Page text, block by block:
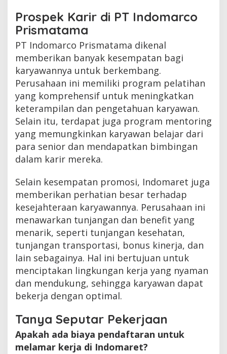
Prospek Karir di PT Indomarco
Prismatama
PT Indomarco Prismatama dikenal
memberikan banyak kesempatan bagi
karyawannya untuk berkembang.
Perusahaan ini memiliki program pelatihan
yang komprehensif untuk meningkatkan
keterampilan dan pengetahuan karyawan.
Selain itu, terdapat juga program mentoring
yang memungkinkan karyawan belajar dari
para senior dan mendapatkan bimbingan
dalam karir mereka.
Selain kesempatan promosi, Indomaret juga
memberikan perhatian besar terhadap
kesejahteraan karyawannya. Perusahaan ini
menawarkan tunjangan dan benefit yang
menarik, seperti tunjangan kesehatan,
tunjangan transportasi, bonus kinerja, dan
lain sebagainya. Hal ini bertujuan untuk
menciptakan lingkungan kerja yang nyaman
dan mendukung, sehingga karyawan dapat
bekerja dengan optimal.
Tanya Seputar Pekerjaan
Apakah ada biaya pendaftaran untuk
melamar kerja di Indomaret?